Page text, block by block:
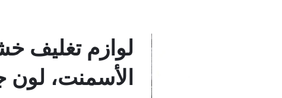
لوازم تغليف
الأسمنت، لون